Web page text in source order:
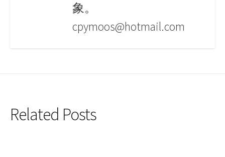
象。
cpymoos@hotmail.com
Related Posts